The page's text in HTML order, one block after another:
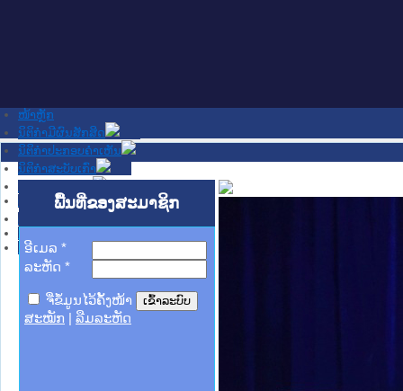
ໜ້າຫຼັກ
ນິຕິກໍາມີຜົນສັກສິດ
ນິຕິກໍາປະກອບຄໍາເຫັນ
ນິຕິກໍາສະບັບເກົ່າ
ເວັບໄຊອື່ນໆ
ຊ່ວຍເຫຼືອ
ພື້ນທີ່ຂອງສະມາຊິກ
ອີເມລ *
ລະຫັດ *
ຈື່ຂໍ້ມູນໄວ້ຄັ້ງໜ້າ
ສະໝັກ
ລືມລະຫັດ